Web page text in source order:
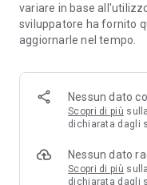
variare in base
sviluppatore ha fornito
aggiornarle nel tempo.
Nessun dato
Scopri di più
dichiarata dagli
Nessun dato
Scopri di più
dichiarata dagli